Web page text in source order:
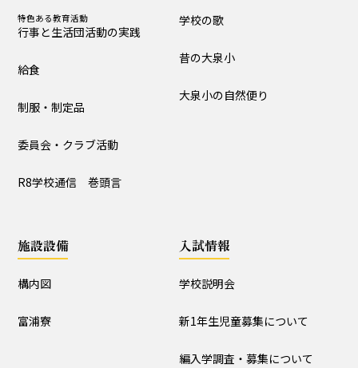
大泉小の自然便り
構内図 富浦寮
特色ある教育活動
行事と生活団活動の実践
給食
制服・制定品
委員会・クラブ活動
R8学校通信 巻頭言
学校の歌
昔の大泉小
大泉小の自然便り
施設設備
構内図
富浦寮
入試情報
学校説明会
新1年生児童募集について
編入学調査・募集について